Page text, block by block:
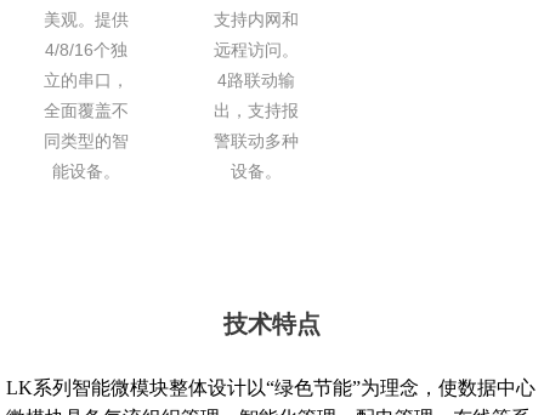
美观。提供
4/8/16个独
立的串口，
全面覆盖不
同类型的智
能设备。
支持内网和
远程访问。
4路联动输
出，支持报
警联动多种
设备。
技术特点
LK系列智能微模块整体设计以“绿色节能”为理念，使数据中心